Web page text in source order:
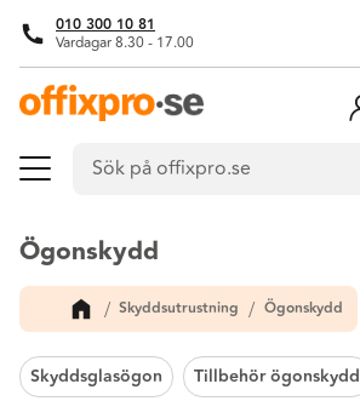
Meny
010 300 10 81
Vardagar 8.30 - 17.00
Ögonskydd
Skyddsutrustning Ögonskydd
Skyddsglasögon Tillbehör ögonskydd